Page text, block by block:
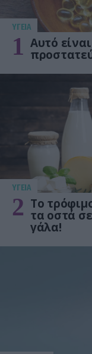
ΥΓΕΙΑ
1 Αυτό
ΥΓΕΙΑ
2 Το
τα οστά
γάλα!